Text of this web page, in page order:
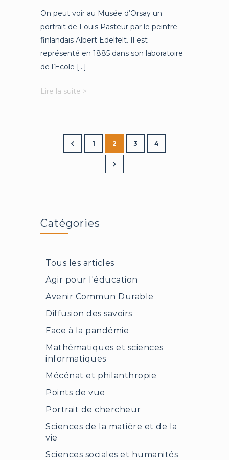
On peut voir au Musée d’Orsay un
portrait de Louis Pasteur par le peintre
finlandais Albert Edelfelt. Il est
représenté en 1885 dans son laboratoire
de l’Ecole [...]
Lire la suite >
1 2 3 4
Catégories
Tous les articles
Agir pour l'éducation
Avenir Commun Durable
Diffusion des savoirs
Face à la pandémie
Mathématiques et sciences
informatiques
Mécénat et philanthropie
Points de vue
Portrait de chercheur
Sciences de la matière et de la
vie
Sciences sociales et humanités